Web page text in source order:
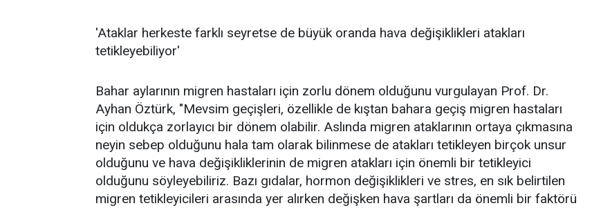
'Ataklar herkeste farklı seyretse de büyük oranda hava değişiklikleri atakları
tetikleyebiliyor'
Bahar aylarının migren hastaları için zorlu dönem olduğunu vurgulayan Prof. Dr.
Ayhan Öztürk, "Mevsim geçişleri, özellikle de kıştan bahara geçiş migren hastaları
için oldukça zorlayıcı bir dönem olabilir. Aslında migren ataklarının ortaya çıkmasına
neyin sebep olduğunu hala tam olarak bilinmese de atakları tetikleyen birçok unsur
olduğunu ve hava değişikliklerinin de migren atakları için önemli bir tetikleyici
olduğunu söyleyebiliriz. Bazı gıdalar, hormon değişiklikleri ve stres, en sık belirtilen
migren tetikleyicileri arasında yer alırken değişken hava şartları da önemli bir faktörü